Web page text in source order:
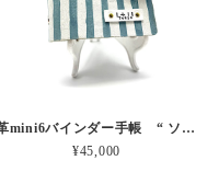
革mini6バインダー手帳 “ ソーダ・セサミシェイク 昼下がりのお茶会” 本革
¥45,000